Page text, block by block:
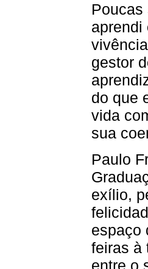
Poucas
aprendi
gestor
do que
vida
sua
Paulo
exílio,
espaço
feiras à
entre o